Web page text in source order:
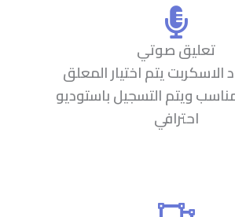
تعليق صوتي
الاسكربت يتم اختيار المعلق
ويتم التسجيل باستوديو
احترافي